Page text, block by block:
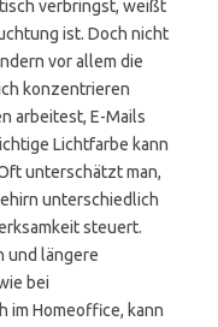
verbringst, weißt
ist. Doch nicht
vor allem die
konzentrieren
arbeitest, E-Mails
Lichtfarbe kann
unterschätzt man,
unterschiedlich
steuert.
und längere
bei
im Homeoffice, kann